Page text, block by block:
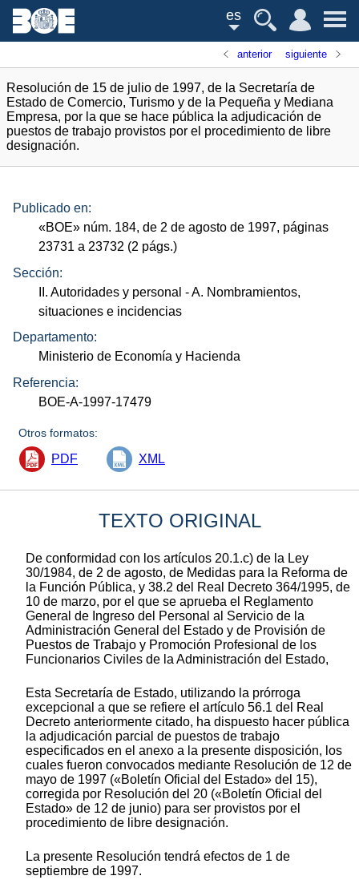
es
anterior siguiente
Resolución de 15 de julio de 1997, de la Secretaría de
Estado de Comercio, Turismo y de la Pequeña y Mediana
Empresa, por la que se hace pública la adjudicación de
puestos de trabajo provistos por el procedimiento de libre
designación.
Publicado en:
«BOE» núm. 184, de 2 de agosto de 1997, páginas
23731 a 23732 (2 págs.)
Sección:
II. Autoridades y personal - A. Nombramientos,
situaciones e incidencias
Departamento:
Ministerio de Economía y Hacienda
Referencia:
BOE-A-1997-17479
Otros formatos:
PDF XML
TEXTO ORIGINAL
De conformidad con los artículos 20.1.c) de la Ley
30/1984, de 2 de agosto, de Medidas para la Reforma de
la Función Pública, y 38.2 del Real Decreto 364/1995, de
10 de marzo, por el que se aprueba el Reglamento
General de Ingreso del Personal al Servicio de la
Administración General del Estado y de Provisión de
Puestos de Trabajo y Promoción Profesional de los
Funcionarios Civiles de la Administración del Estado,
Esta Secretaría de Estado, utilizando la prórroga
excepcional a que se refiere el artículo 56.1 del Real
Decreto anteriormente citado, ha dispuesto hacer pública
la adjudicación parcial de puestos de trabajo
especificados en el anexo a la presente disposición, los
cuales fueron convocados mediante Resolución de 12 de
mayo de 1997 («Boletín Oficial del Estado» del 15),
corregida por Resolución del 20 («Boletín Oficial del
Estado» de 12 de junio) para ser provistos por el
procedimiento de libre designación.
La presente Resolución tendrá efectos de 1 de
septiembre de 1997.